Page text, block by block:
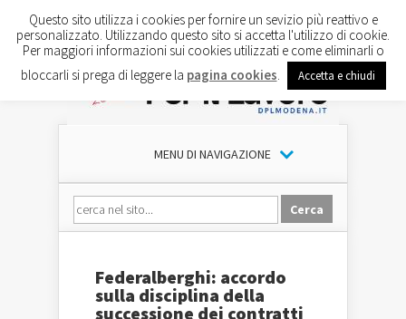
MENU DI NAVIGAZIONE
Federalberghi: accordo
sulla disciplina della
successione dei contratti
Questo sito utilizza i cookies per fornire un sevizio più reattivo e
personalizzato. Utilizzando questo sito si accetta l'utilizzo di cookie.
Per maggiori informazioni sui cookies utilizzati e come eliminarli o
bloccarli si prega di leggere la pagina cookies Accetta e chiudi